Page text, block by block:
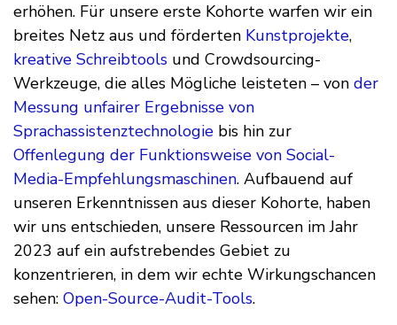
erhöhen. Für unsere erste Kohorte warfen wir ein
breites Netz aus und förderten Kunstprojekte,
kreative Schreibtools und Crowdsourcing-
Werkzeuge, die alles Mögliche leisteten – von der
Messung unfairer Ergebnisse von
Sprachassistenztechnologie bis hin zur
Offenlegung der Funktionsweise von Social-
Media-Empfehlungsmaschinen. Aufbauend auf
unseren Erkenntnissen aus dieser Kohorte, haben
wir uns entschieden, unsere Ressourcen im Jahr
2023 auf ein aufstrebendes Gebiet zu
konzentrieren, in dem wir echte Wirkungschancen
sehen: Open-Source-Audit-Tools.